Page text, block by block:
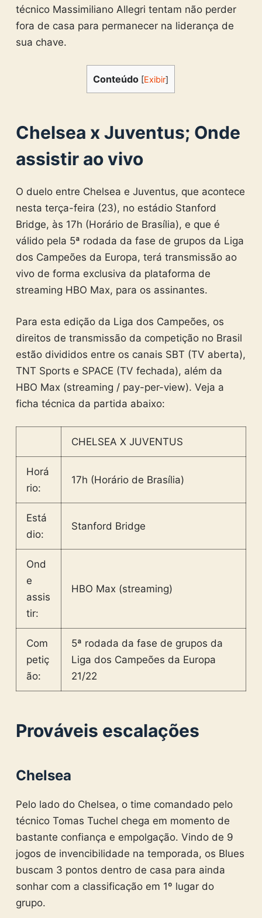
técnico Massimiliano Allegri tentam não perder
fora de casa para permanecer na liderança de
sua chave.
Conteúdo [Exibir]
Chelsea x Juventus; Onde
assistir ao vivo
O duelo entre Chelsea e Juventus, que acontece
nesta terça-feira (23), no estádio Stanford
Bridge, às 17h (Horário de Brasília), e que é
válido pela 5ª rodada da fase de grupos da Liga
dos Campeões da Europa, terá transmissão ao
vivo de forma exclusiva da plataforma de
streaming HBO Max, para os assinantes.
Para esta edição da Liga dos Campeões, os
direitos de transmissão da competição no Brasil
estão divididos entre os canais SBT (TV aberta),
TNT Sports e SPACE (TV fechada), além da
HBO Max (streaming / pay-per-view). Veja a
ficha técnica da partida abaixo:
CHELSEA X JUVENTUS
Horá
rio:
17h (Horário de Brasília)
Está
dio:
Stanford Bridge
Ond
e
assis
tir:
HBO Max (streaming)
Com
petiç
ão:
5ª rodada da fase de grupos da
Liga dos Campeões da Europa
21/22
Prováveis escalações
Chelsea
Pelo lado do Chelsea, o time comandado pelo
técnico Tomas Tuchel chega em momento de
bastante confiança e empolgação. Vindo de 9
jogos de invencibilidade na temporada, os Blues
buscam 3 pontos dentro de casa para ainda
sonhar com a classificação em 1º lugar do
grupo.